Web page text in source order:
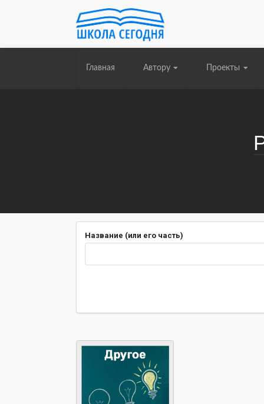
Главная Автору Проекты
Название (или его часть)